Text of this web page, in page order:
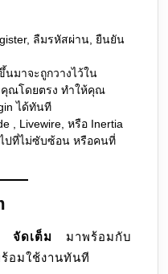
ลืมรหัสผ่าน, ยืนยัน
นมาจะถูกวางไว้ใน
คุณโดยตรง ทำให้คุณ
ได้ทันที
, Livewire, หรือ Inertia
ปที่ไม่ซับซ้อน หรือคนที่
ที่จัดเต็ม มาพร้อมกับ
อมใช้งานทันที